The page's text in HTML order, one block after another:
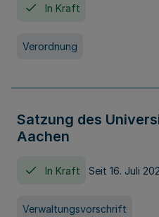
In Kraft
Verordnung
Satzung des
Aachen
In Kraft Seit 16. Juli
Verwaltungsvorschrift